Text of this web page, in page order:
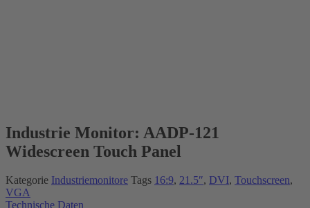
Industrie Monitor: AADP-121
Widescreen Touch Panel
Kategorie Industriemonitore Tags 16:9, 21.5″, DVI, Touchscreen,
VGA
Technische Daten